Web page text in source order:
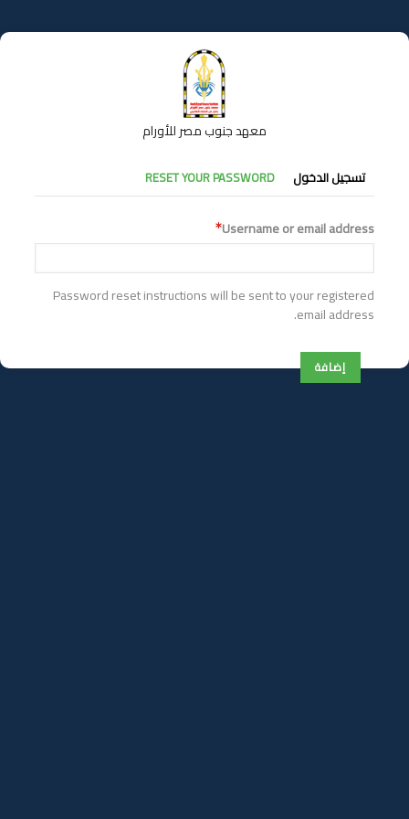
إلى
المحتوى
معهد جنوب مصر للأورام
التبويبات
الأساسية
تسجيل الدخول RESET YOUR PASSWORD
Username or email address
Password reset instructions will be sent to your registered
email address.